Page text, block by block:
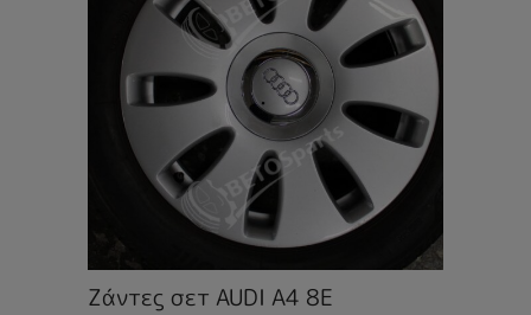
Ζάντες σετ AUDI A4 8E